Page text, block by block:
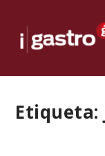
Etiqueta: